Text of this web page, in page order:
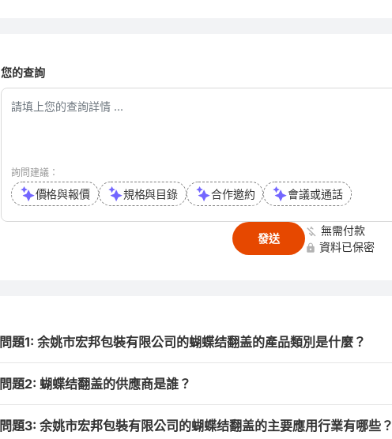
您的查詢
詢問建議：
價格與報價 規格與目錄 合作邀約 會議或通話
發送
無需付款
資料已保密
問題1: 余姚市宏邦包裝有限公司的蝴蝶结翻盖的產品類別是什麼？
問題2: 蝴蝶结翻盖的供應商是誰？
問題3: 余姚市宏邦包裝有限公司的蝴蝶结翻盖的主要應用行業有哪些？